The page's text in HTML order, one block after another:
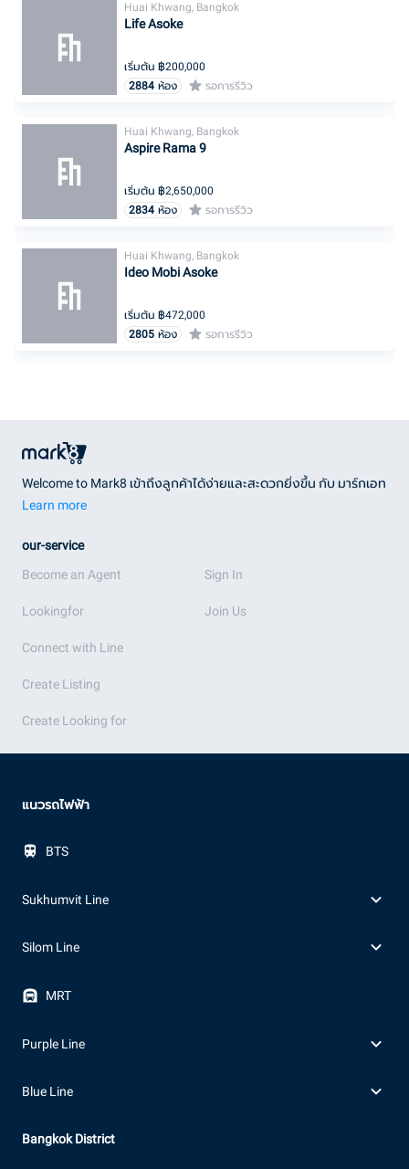
Huai Khwang, Bangkok
Life Asoke
เริ่มต้น ฿200,000
2884 ห้อง รอการรีวิว
Huai Khwang, Bangkok
Aspire Rama 9
เริ่มต้น ฿2,650,000
2834 ห้อง รอการรีวิว
Huai Khwang, Bangkok
Ideo Mobi Asoke
เริ่มต้น ฿472,000
2805 ห้อง รอการรีวิว
Welcome to Mark8 เข้าถึงลูกค้าได้ง่ายและสะดวกยิ่งขึ้น กับ มาร์กเอท
Learn more
our-service
Become an Agent
Lookingfor
Connect with Line
Create Listing
Create Looking for
Sign In
Join Us
แนวรถไฟฟ้า
BTS
Sukhumvit Line
Silom Line
MRT
Purple Line
Blue Line
Bangkok District